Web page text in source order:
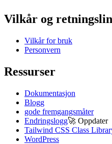
Vilkår og
Vilkår for bruk
Personvern
Ressurser
Dokumentasjon
Blogg
gode fremgangsmåter
Endringslogg🚀 Oppdater
Tailwind CSS Class
WordPress